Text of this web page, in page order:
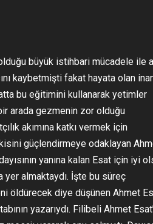
büyük istihbari mücadele ile
kaybetmişti fakat hayata olan
bu eğitimini kullanarak yetimler
arada gezmenin zor olduğu
akımına katkı vermek için
güçlendirmeye odaklayan
yanına kalan Esat için iyi
yer almaktaydı. İşte bu süreç
öldürecek diye düşünen Ahmet
yazarıydı. Filibeli Ahmet